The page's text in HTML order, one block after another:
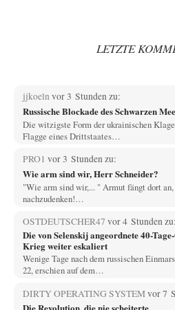
LETZTE
jjkoeln vor 3 Stunden zu:
Russische Blockade des Schwarzen
Die witzigste Form der ukrainischen
Flagge eines Drittstaates…
PRO1 vor 3 Stunden zu:
Wie arm sind wir, Herr Schneider?
"Wie arm sind wir,... " Armut fängt dort
nachzudenken!…
OSTDEUTSCHER47 vor 4 Stunden zu:
Die von Selenskij angeordnete 40-
Krieg weiter eskaliert
Wenige Tage nach dem russischen
22, erschien auf dem…
DIRTY OPERATING SYSTEMvor 7